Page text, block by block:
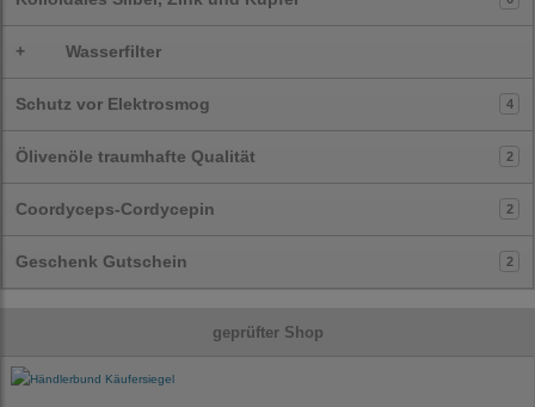
+ Wasserfilter
Schutz vor Elektrosmog 4
Ölivenöle traumhafte Qualität 2
Coordyceps-Cordycepin 2
Geschenk Gutschein 2
geprüfter Shop